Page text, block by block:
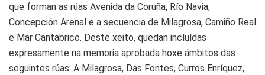
que forman as rúas Avenida da Coruña, Río Navia,
Concepción Arenal e a secuencia de Milagrosa, Camiño Real
e Mar Cantábrico. Deste xeito, quedan incluídas
expresamente na memoria aprobada hoxe ámbitos das
seguintes rúas: A Milagrosa, Das Fontes, Curros Enríquez,